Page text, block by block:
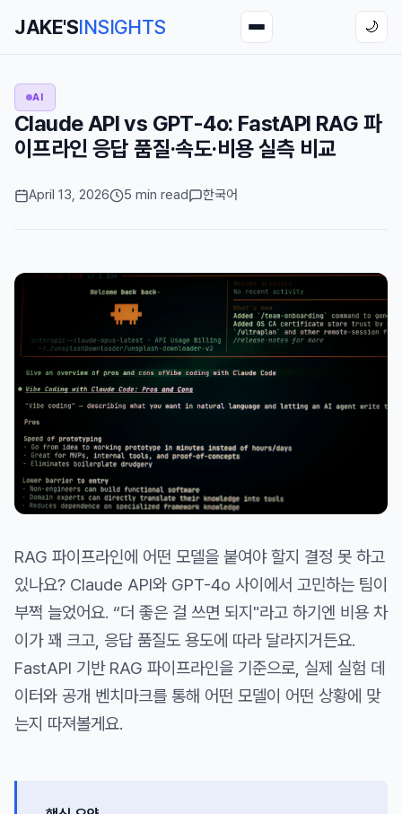
JAKE'SINSIGHTS 🌙
AI
Claude API vs GPT-4o: FastAPI RAG 파
이프라인 응답 품질·속도·비용 실측 비교
April 13, 2026 5 min read 한국어
RAG 파이프라인에 어떤 모델을 붙여야 할지 결정 못 하고
있나요? Claude API와 GPT-4o 사이에서 고민하는 팀이
부쩍 늘었어요. “더 좋은 걸 쓰면 되지"라고 하기엔 비용 차
이가 꽤 크고, 응답 품질도 용도에 따라 달라지거든요.
FastAPI 기반 RAG 파이프라인을 기준으로, 실제 실험 데
이터와 공개 벤치마크를 통해 어떤 모델이 어떤 상황에 맞
는지 따져볼게요.